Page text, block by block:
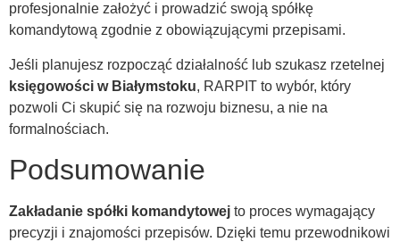
profesjonalnie założyć i prowadzić swoją spółkę
komandytową zgodnie z obowiązującymi przepisami.
Jeśli planujesz rozpocząć działalność lub szukasz rzetelnej
księgowości w Białymstoku, RARPIT to wybór, który
pozwoli Ci skupić się na rozwoju biznesu, a nie na
formalnościach.
Podsumowanie
Zakładanie spółki komandytowej to proces wymagający
precyzji i znajomości przepisów. Dzięki temu przewodnikowi